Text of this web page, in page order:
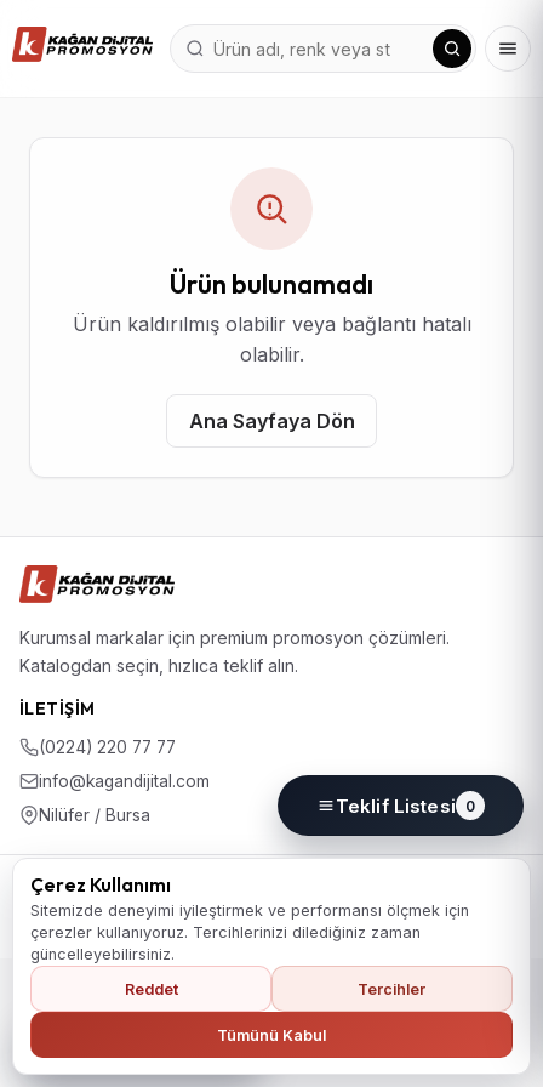
Ürün bulunamadı
Ürün kaldırılmış olabilir veya bağlantı hatalı
olabilir.
Ana Sayfaya Dön
Kurumsal markalar için premium promosyon çözümleri.
Katalogdan seçin, hızlıca teklif alın.
İLETIŞIM
(0224) 220 77 77
info@kagandijital.com
Nilüfer / Bursa
© 2026 KD Promosyon. Tüm hakları saklıdır.
KoleksiyonHakkımızdaİletişimKVKK Aydınlatma Metni
Gizlilik PolitikasıÇerez PolitikasıÇerez Tercihleri
Ana Sayfaya Dön
Teklif Listesi 0
Çerez Kullanımı
Sitemizde deneyimi iyileştirmek ve performansı ölçmek için
çerezler kullanıyoruz. Tercihlerinizi dilediğiniz zaman
güncelleyebilirsiniz.
Reddet
Tercihler
Tümünü Kabul